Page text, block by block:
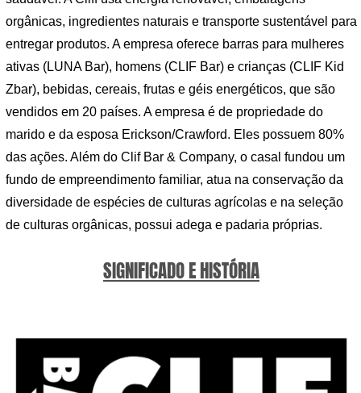
orgânicas, ingredientes naturais e transporte sustentável para
entregar produtos. A empresa oferece barras para mulheres
ativas (LUNA Bar), homens (CLIF Bar) e crianças (CLIF Kid
Zbar), bebidas, cereais, frutas e géis energéticos, que são
vendidos em 20 países. A empresa é de propriedade do
marido e da esposa Erickson/Crawford. Eles possuem 80%
das ações. Além do Clif Bar & Company, o casal fundou um
fundo de empreendimento familiar, atua na conservação da
diversidade de espécies de culturas agrícolas e na seleção
de culturas orgânicas, possui adega e padaria próprias.
SIGNIFICADO E HISTÓRIA